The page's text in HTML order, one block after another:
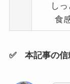
し
食
✅ 本記事の信